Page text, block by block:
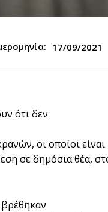
17/09/2021
ότι δεν
οι οποίοι είναι
σε δημόσια θέα,